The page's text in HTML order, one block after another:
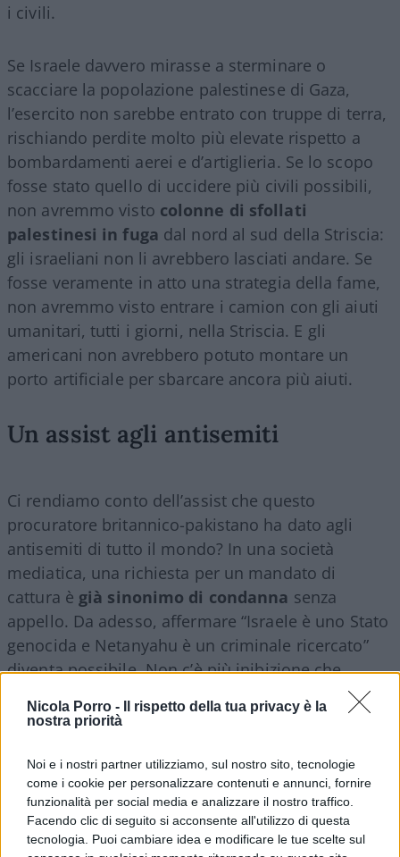
Nicola Porro -
Il rispetto della tua privacy è la
nostra priorità
Noi e i nostri partner utilizziamo, sul nostro sito, tecnologie
come i cookie per personalizzare contenuti e annunci, fornire
funzionalità per social media e analizzare il nostro traffico.
Facendo clic di seguito si acconsente all'utilizzo di questa
tecnologia. Puoi cambiare idea e modificare le tue scelte sul
i civili.
Se Israele davvero mirasse a sterminare o
scacciare la popolazione palestinese di Gaza,
l’esercito non sarebbe entrato con truppe di terra,
rischiando perdite molto più elevate rispetto a
bombardamenti aerei e d’artiglieria. Se lo scopo
fosse stato quello di uccidere più civili possibili,
non avremmo visto colonne di sfollati
palestinesi in fuga dal nord al sud della Striscia:
gli israeliani non li avrebbero lasciati andare. Se
fosse veramente in atto una strategia della fame,
non avremmo visto entrare i camion con gli aiuti
umanitari, tutti i giorni, nella Striscia. E gli
americani non avrebbero potuto montare un
porto artificiale per sbarcare ancora più aiuti.
Un assist agli antisemiti
Ci rendiamo conto dell’assist che questo
procuratore britannico-pakistano ha dato agli
antisemiti di tutto il mondo? In una società
mediatica, una richiesta per un mandato di
cattura è già sinonimo di condanna senza
appello. Da adesso, affermare “Israele è uno Stato
genocida e Netanyahu è un criminale ricercato”
diventa possibile. Non c’è più inibizione che
parte dello Statuto di Roma, che pone i Paesi
sotto la giurisdizione della Corte Penale
Internazionale. Ma in base alle sue regole, i 124
Stati e le altre parti del tribunale sono obbligati a